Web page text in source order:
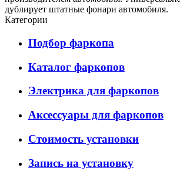
дублирует штатные фонари автомобиля.
Категории
Подбор фаркопа
Каталог фаркопов
Электрика для фаркопов
Аксессуары для фаркопов
Стоимость установки
Запись на установку